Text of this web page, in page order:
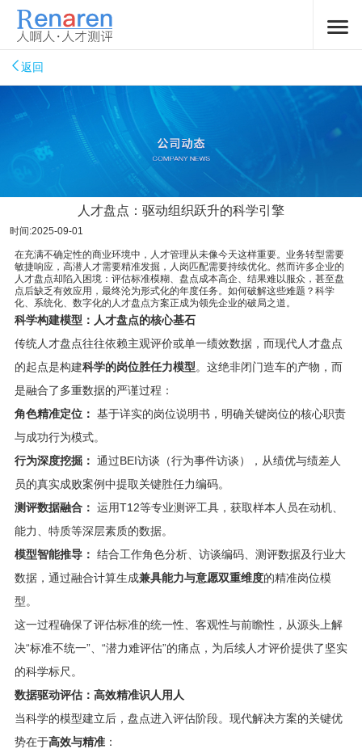
返回
人才盘点：驱动组织跃升的科学引擎
时间:2025-09-01
在充满不确定性的商业环境中，人才管理从未像今天这样重要。业务转型需要
敏捷响应，高潜人才需要精准发掘，人岗匹配需要持续优化。然而许多企业的
人才盘点却陷入困境：评估标准模糊、盘点成本高企、结果难以服众，甚至盘
点后缺乏有效应用，最终沦为形式化的年度任务。如何破解这些难题？科学
化、系统化、数字化的人才盘点方案正成为领先企业的破局之道。
科学构建模型：人才盘点的核心基石
传统人才盘点往往依赖主观评价或单一绩效数据，而现代人才盘点
的起点是构建科学的岗位胜任力模型。这绝非闭门造车的产物，而
是融合了多重数据的严谨过程：
角色精准定位： 基于详实的岗位说明书，明确关键岗位的核心职责
与成功行为模式。
行为深度挖掘： 通过BEI访谈（行为事件访谈），从绩优与绩差人
员的真实成败案例中提取关键胜任力编码。
测评数据融合： 运用T12等专业测评工具，获取样本人员在动机、
能力、特质等深层素质的数据。
模型智能推导： 结合工作角色分析、访谈编码、测评数据及行业大
数据，通过融合计算生成兼具能力与意愿双重维度的精准岗位模
型。
这一过程确保了评估标准的统一性、客观性与前瞻性，从源头上解
决“标准不统一”、“潜力难评估”的痛点，为后续人才评价提供了坚实
的科学标尺。
数据驱动评估：高效精准识人用人
当科学的模型建立后，盘点进入评估阶段。现代解决方案的关键优
势在于高效与精准：